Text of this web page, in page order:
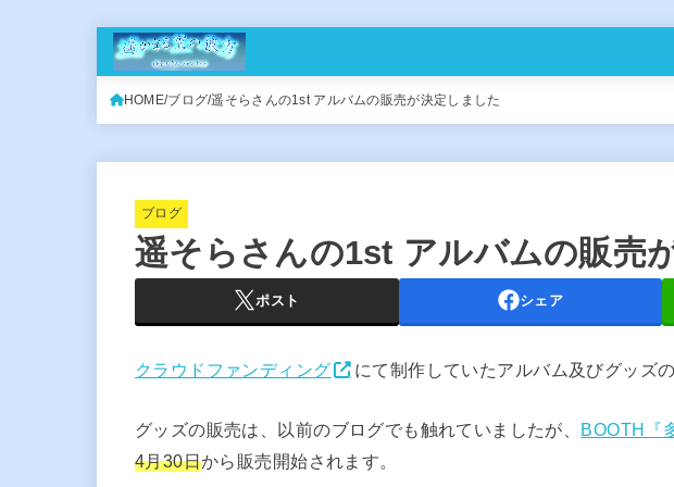
HOME ブログ 遥そらさんの1st アルバムの販売が決定しました
ブログ
遥そらさんの1st アルバムの販売
ポスト シェア
クラウドファンディング にて制作していたアルバム及びグッズ
グッズの販売は、以前のブログでも触れていましたが、 BOOTH『
4月30日から販売開始されます。